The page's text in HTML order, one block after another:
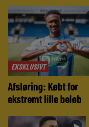
EKSKLUSIVT
Afsløring: Købt for
ekstremt lille beløb